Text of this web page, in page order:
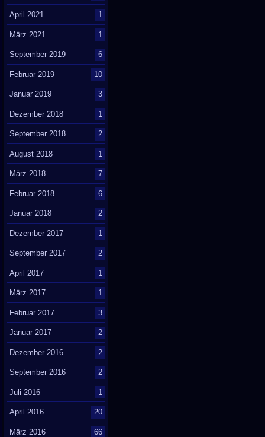
April 2021 1
März 2021 1
September 2019 6
Februar 2019 10
Januar 2019 3
Dezember 2018 1
September 2018 2
August 2018 1
März 2018 7
Februar 2018 6
Januar 2018 2
Dezember 2017 1
September 2017 2
April 2017 1
März 2017 1
Februar 2017 3
Januar 2017 2
Dezember 2016 2
September 2016 2
Juli 2016 1
April 2016 20
März 2016 66